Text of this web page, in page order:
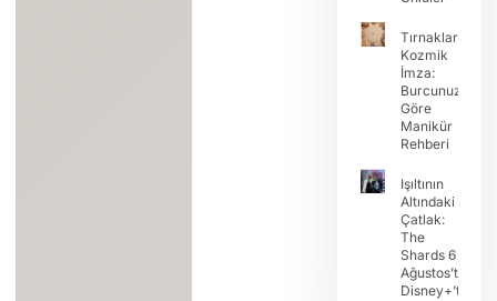
Tırnaklarda
Kozmik
İmza:
Burcunuza
Göre
Manikür
Rehberi
Işıltının
Altındaki
Çatlak:
The
Shards 6
Ağustos’ta
Disney+’ta